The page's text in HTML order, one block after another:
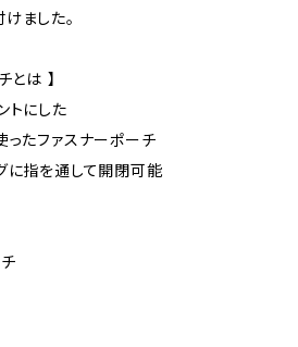
ました。
とは 】
トにした
たファスナーポーチ
に指を通して開閉可能